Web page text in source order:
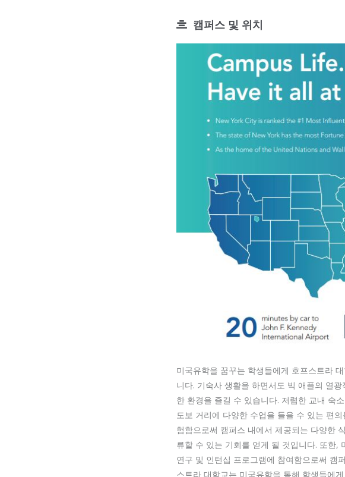
캠퍼스 및 위치
미국유학을 꿈꾸는 학생들에게 호프스트라
니다. 기숙사 생활을 하면서도 빅 애플의 열
한 환경을 즐길 수 있습니다. 저렴한 교내 숙
도보 거리에 다양한 수업을 들을 수 있는 편
험함으로써 캠퍼스 내에서 제공되는 다양한
류할 수 있는 기회를 얻게 될 것입니다. 또한,
연구 및 인턴십 프로그램에 참여함으로써 캠
스트라 대학교는 미국유학을 통해 학생들에